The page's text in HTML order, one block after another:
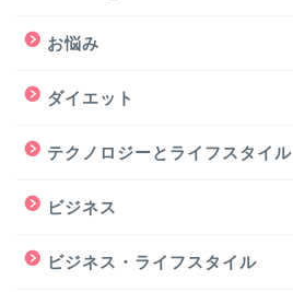
お悩み
ダイエット
テクノロジーとライフスタイル
ビジネス
ビジネス・ライフスタイル